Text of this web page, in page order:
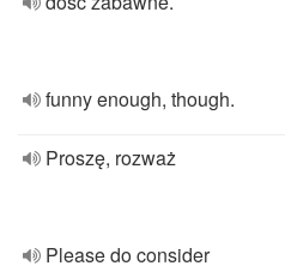
funny enough, though.
Proszę, rozważ
Please do consider